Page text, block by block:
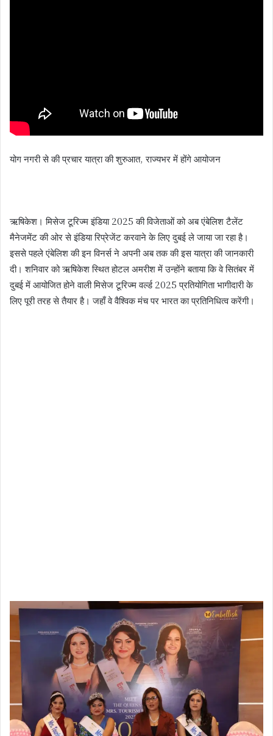
योग नगरी से की प्रचार यात्रा की शुरुआत, राज्यभर में होंगे आयोजन
ऋषिकेश। मिसेज टूरिज्म इंडिया 2025 की विजेताओं को अब एंबेलिश टैलेंट
मैनेजमेंट की ओर से इंडिया रिप्रेजेंट करवाने के लिए दुबई ले जाया जा रहा है।
इससे पहले एंबेलिश की इन विनर्स ने अपनी अब तक की इस यात्रा की जानकारी
दी। शनिवार को ऋषिकेश स्थित होटल अमरीश में उन्होंने बताया कि वे सितंबर में
दुबई में आयोजित होने वाली मिसेज टूरिज्म वर्ल्ड 2025 प्रतियोगिता भागीदारी के
लिए पूरी तरह से तैयार है। जहाँ वे वैश्विक मंच पर भारत का प्रतिनिधित्व करेंगी।